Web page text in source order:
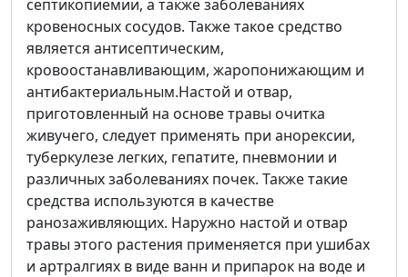
септикопиемии, а также заболеваниях
кровеносных сосудов. Также такое средство
является антисептическим,
кровоостанавливающим, жаропонижающим и
антибактериальным.Настой и отвар,
приготовленный на основе травы очитка
живучего, следует применять при анорексии,
туберкулезе легких, гепатите, пневмонии и
различных заболеваниях почек. Также такие
средства используются в качестве
ранозаживляющих. Наружно настой и отвар
травы этого растения применяется при ушибах
и артралгиях в виде ванн и припарок на воде и